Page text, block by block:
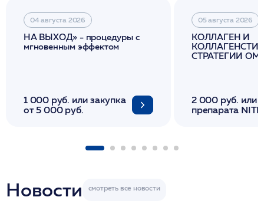
04 августа 2026
НА ВЫХОД» - процедуры с
мгновенным эффектом
1 000 руб. или закупка
от 5 000 руб.
05 августа 2026
КОЛЛАГЕН И
СТРАТЕГИИ
2 000 руб. или
препарата
Новости